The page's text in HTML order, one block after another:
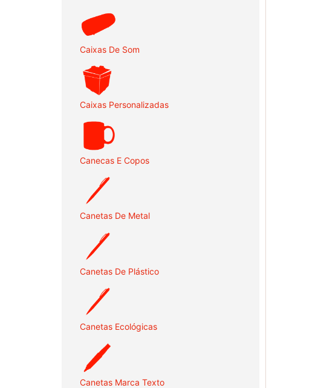
Caixas De Som
Caixas Personalizadas
Canecas E Copos
Canetas De Metal
Canetas De Plástico
Canetas Ecológicas
Canetas Marca Texto